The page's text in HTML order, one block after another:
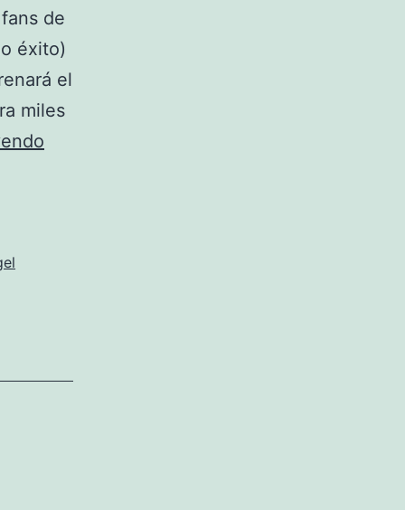
de
éxito)
el
miles